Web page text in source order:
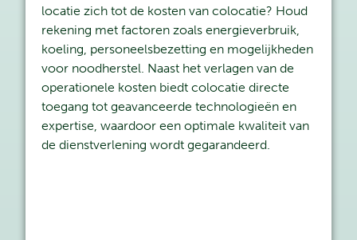
locatie zich tot de kosten van colocatie? Houd
rekening met factoren zoals energieverbruik,
koeling, personeelsbezetting en mogelijkheden
voor noodherstel. Naast het verlagen van de
operationele kosten biedt colocatie directe
toegang tot geavanceerde technologieën en
expertise, waardoor een optimale kwaliteit van
de dienstverlening wordt gegarandeerd.